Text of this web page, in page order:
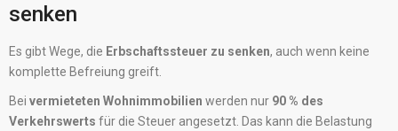
senken
Es gibt Wege, die Erbschaftssteuer zu senken, auch wenn keine
komplette Befreiung greift.
Bei vermieteten Wohnimmobilien werden nur 90 % des
Verkehrswerts für die Steuer angesetzt. Das kann die Belastung